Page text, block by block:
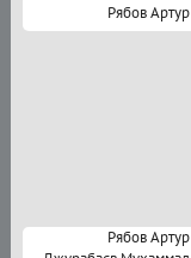
Рябов Артур
Рябов Артур